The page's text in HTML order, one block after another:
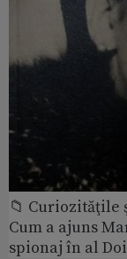
📁
Cum a ajuns
spionaj în al